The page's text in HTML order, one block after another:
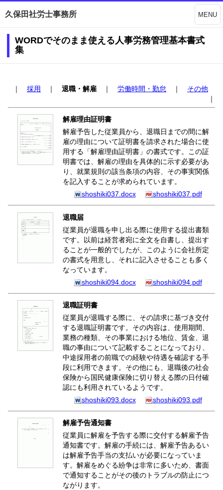
久保田社労士事務所 MENU
WORDでそのまま使える人事労務管理基本書式
集
｜ 採用 ｜ 退職・解雇 ｜ 労働時間・勤怠 ｜ その他
｜
解雇理由証明書
解雇予告した従業員から、退職日までの間に解
雇の理由について証明書を請求された場合に使
用する「解雇理由証明書」の書式です。この証
明書では、解雇の理由を具体的に示す必要があ
り、就業規則の該当条項の内容、その事実関係
を記入することが求められています。
shoshiki037.docx
shoshiki037.pdf
退職届
従業員が退職を申し出る際に使用する提出書類
です。以前は経営者宛に全文を自書し、提出す
ることが一般的でしたが、このように会社所定
の書式を用意し、それに記入させることも多く
なっています。
shoshiki094.docx
shoshiki094.pdf
退職証明書
従業員が退職する際に、その請求に基づき交付
する退職証明書です。その内容は、使用期間、
業務の種類、その事業における地位、賃金、退
職の事由について記載することになっており、
中途採用者の前職での経験や待遇を確認する手
段に利用できます。その他にも、退職後の社会
保険から国民健康保険に切り替える際の日付確
認にも利用されているようです。
shoshiki093.docx
shoshiki093.pdf
解雇予告通知書
従業員に解雇を予告する際に交付する解雇予告
通知書です。解雇の手続には、解雇予告あるい
は解雇予告手当の支払いが必要になっていま
す。解雇をめぐる紛争は非常に多いため、書面
で通知することがその後のトラブルの防止につ
ながります。